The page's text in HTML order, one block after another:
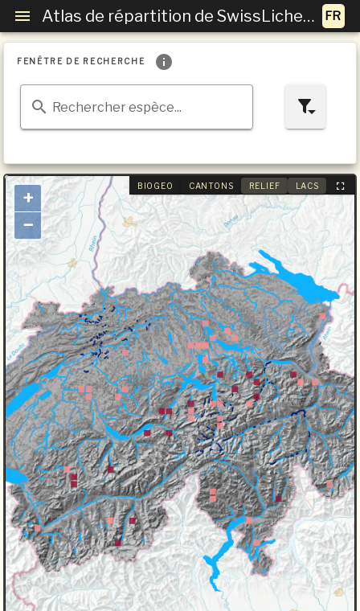
Atlas de répartition de SwissLichens
FENÊTRE DE RECHERCHE
Rechercher espèce...
BIOGEO CANTONS RELIEF LACS
+
−